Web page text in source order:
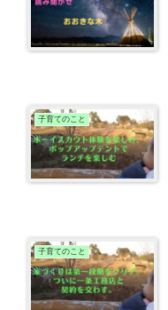
子育てのこと
子育てのこと